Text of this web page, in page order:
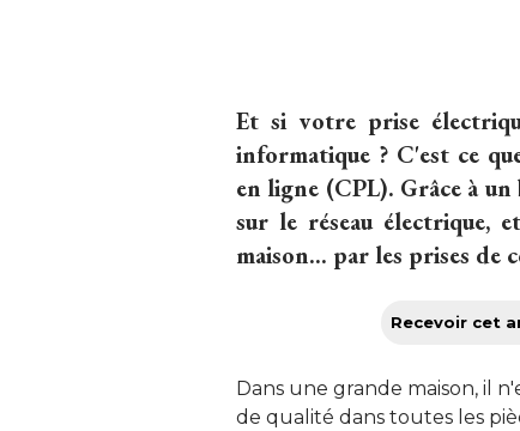
Et si votre prise
informatique ? C'est ce
en ligne (CPL). Grâce à
sur le réseau électrique,
maison... par les prises de
Recevoir cet
Dans une grande maison, il
de qualité dans toutes les